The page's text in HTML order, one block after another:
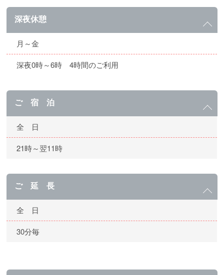
深夜休憩
月～金
深夜0時～6時 4時間のご利用
ご 宿 泊
全 日
21時～翌11時
ご 延 長
全 日
30分毎